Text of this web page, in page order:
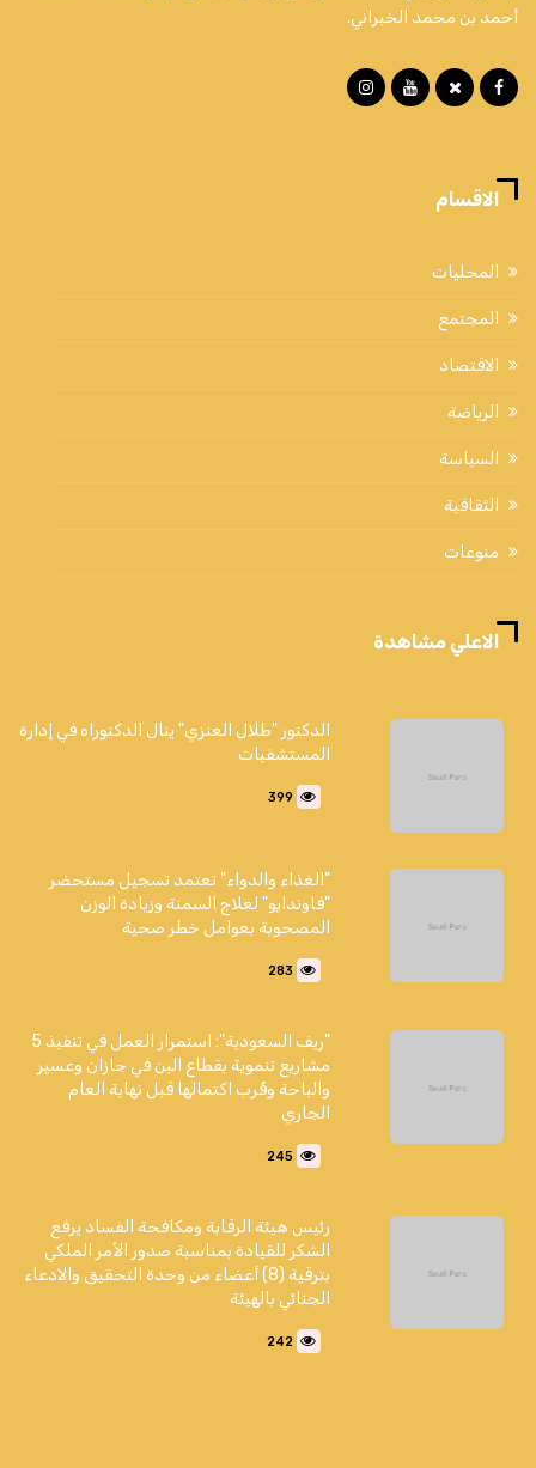
أحمد بن محمد الخبراني.
الاقسام
المحليات
المجتمع
الاقتصاد
الرياضة
السياسة
الثقافية
منوعات
الاعلي مشاهدة
الدكتور "طلال العنزي" ينال الدكتوراه في إدارة
المستشفيات
399
"الغذاء والدواء" تعتمد تسجيل مستحضر
"فاوندايو" لعلاج السمنة وزيادة الوزن
المصحوبة بعوامل خطر صحية
283
"ريف السعودية": استمرار العمل في تنفيذ 5
مشاريع تنموية بقطاع البن في جازان وعسير
والباحة وقُرب اكتمالها قبل نهاية العام
الجاري
245
رئيس هيئة الرقابة ومكافحة الفساد يرفع
الشكر للقيادة بمناسبة صدور الأمر الملكي
بترقية (8) أعضاء من وحدة التحقيق والادعاء
الجنائي بالهيئة
242